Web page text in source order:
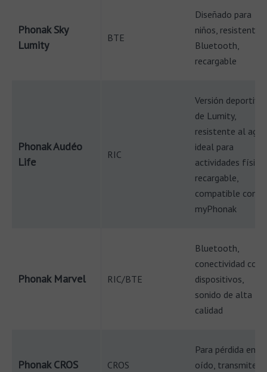
Phonak Sky
Lumity
BTE
Diseñado para
niños, resistente,
Bluetooth,
recargable
Phonak Audéo
Life
RIC
Versión deportiva
de Lumity,
resistente al
ideal para
actividades
recargable,
compatible con
myPhonak
Phonak Marvel RIC/BTE
Bluetooth,
conectividad con
dispositivos,
sonido de alta
calidad
Phonak CROS CROS
Para pérdida en un
oído, transmite